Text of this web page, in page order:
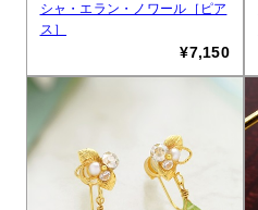
シャ・エラン・ノワール［ピア
ス］
¥7,150